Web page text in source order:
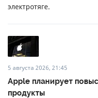
электротяге.
5 августа 2026, 21:45
Apple планирует
продукты